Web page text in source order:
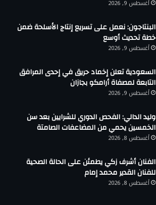
أغسطس 9, 2026
البنتاجون: نعمل على تسريع إنتاج الأسلحة ضمن
خطة تحديث أوسع
أغسطس 9, 2026
السعودية تعلن إخماد حريق في إحدى المرافق
التابعة لمصفاة أرامكو بجازان
أغسطس 9, 2026
وليد الدالي: الفحص الدوري للشرايين بعد سن
الخمسين يحمي من المضاعفات الصامتة
أغسطس 8, 2026
الفنان أشرف زكي يطمئن على الحالة الصحية
للفنان القدير محمد إمام
أغسطس 8, 2026